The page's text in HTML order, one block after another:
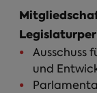
Ausschuss
und